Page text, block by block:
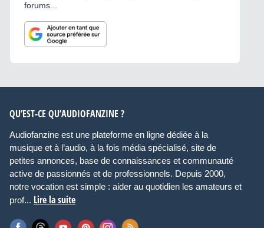
forums...
QU’EST-CE QU’AUDIOFANZINE ?
Audiofanzine est une plateforme en ligne dédiée à la
musique et à l’audio, à la fois média spécialisé, site de
petites annonces, base de connaissances et communauté
active de passionnés et de professionnels. Depuis 2000,
notre vocation est simple : aider au quotidien les amateurs et
prof... Lire la suite